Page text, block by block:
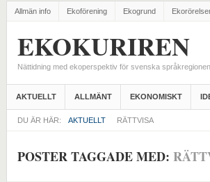
Allmän info Ekoförening Ekogrund
EKOKURIREN
Nättidning med ekoperspektiv för svenska språkregionen
AKTUELLT ALLMÄNT EKONOMISKT
DU ÄR HÄR: AKTUELLT RÄTTVISA
POSTER TAGGADE MED: